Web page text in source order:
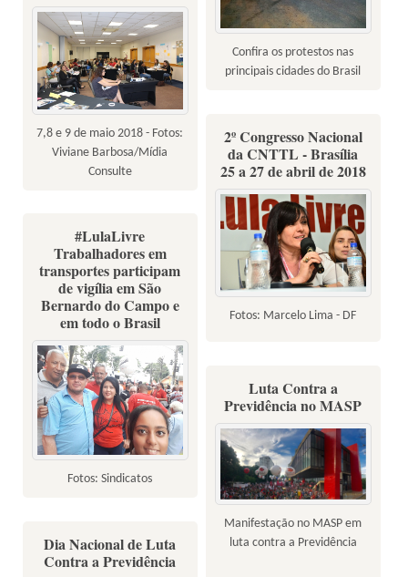
Confira os protestos nas
principais cidades do Brasil
7,8 e 9 de maio 2018 - Fotos:
Viviane Barbosa/Mídia
Consulte
2º Congresso Nacional
da CNTTL - Brasília
25 a 27 de abril de 2018
Fotos: Marcelo Lima - DF
#LulaLivre
Trabalhadores em
transportes participam
de vigília em São
Bernardo do Campo e
em todo o Brasil
Fotos: Sindicatos
Luta Contra a
Previdência no MASP
Manifestação no MASP em
luta contra a Previdência
Dia Nacional de Luta
Contra a Previdência